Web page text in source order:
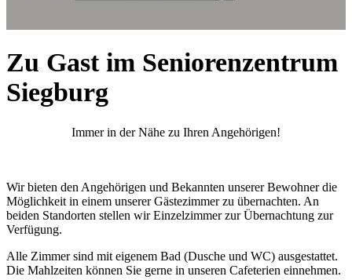
Zu Gast im Seniorenzentrum
Siegburg
Immer in der Nähe zu Ihren Angehörigen!
Wir bieten den Angehörigen und Bekannten unserer Bewohner die
Möglichkeit in einem unserer Gästezimmer zu übernachten. An
beiden Standorten stellen wir Einzelzimmer zur Übernachtung zur
Verfügung.
Alle Zimmer sind mit eigenem Bad (Dusche und WC) ausgestattet.
Die Mahlzeiten können Sie gerne in unseren Cafeterien einnehmen.